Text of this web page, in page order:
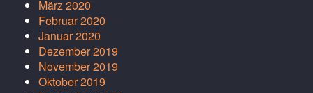
März 2020
Februar 2020
Januar 2020
Dezember 2019
November 2019
Oktober 2019